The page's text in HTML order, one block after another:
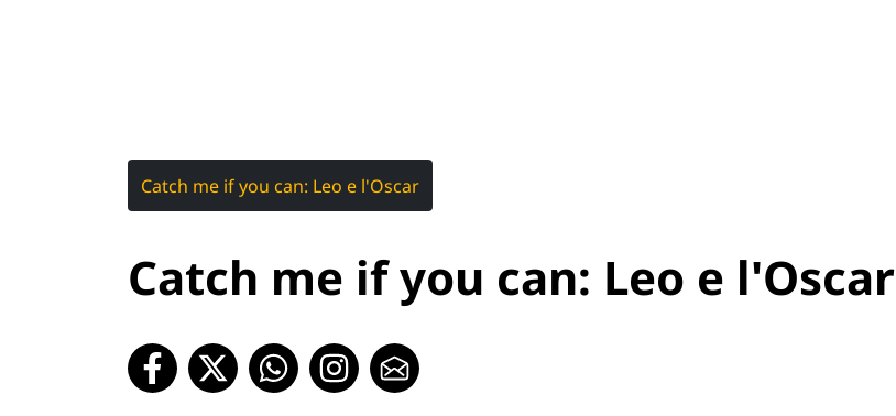
Catch me if you can: Leo e l'Oscar
Catch me if you can: Leo e l'Oscar